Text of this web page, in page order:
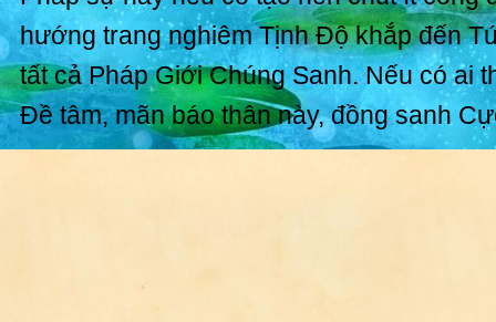
hướng trang nghiêm Tịnh Độ khắp đến
tất cả Pháp Giới Chúng Sanh. Nếu có ai
Đề tâm, mãn báo thân này, đồng sanh